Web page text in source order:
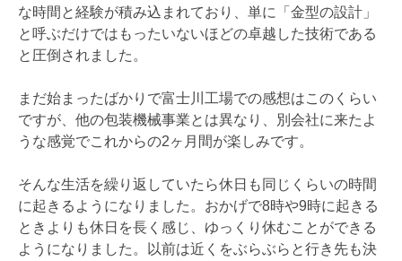
な時間と経験が積み込まれており、単に「金型の設計」
と呼ぶだけではもったいないほどの卓越した技術である
と圧倒されました。
まだ始まったばかりで富士川工場での感想はこのくらい
ですが、他の包装機械事業とは異なり、別会社に来たよ
うな感覚でこれからの2ヶ月間が楽しみです。
そんな生活を繰り返していたら休日も同じくらいの時間
に起きるようになりました。おかげで8時や9時に起きる
ときよりも休日を長く感じ、ゆっくり休むことができる
ようになりました。以前は近くをぶらぶらと行き先も決